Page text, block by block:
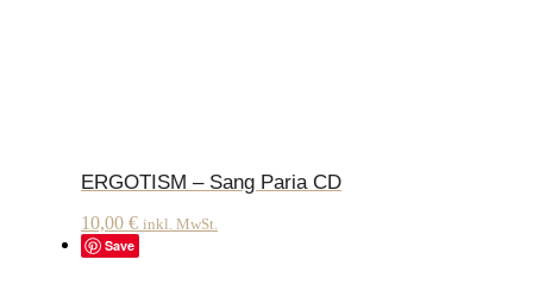
ERGOTISM – Sang Paria CD
10,00 € inkl. MwSt.
Save